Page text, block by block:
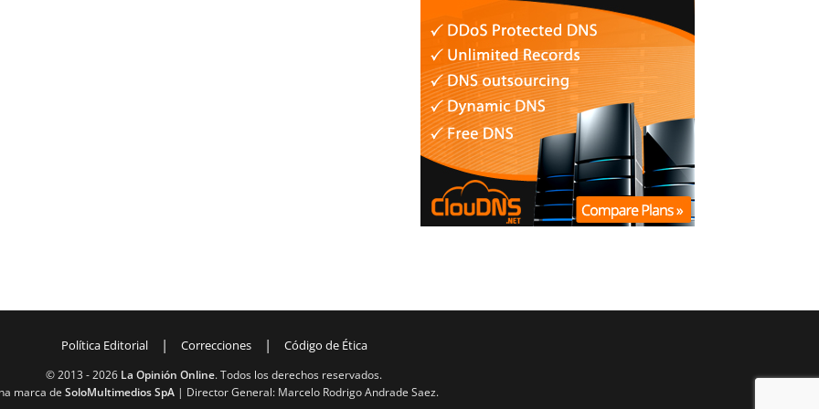
Política Editorial | Correcciones | Código de Ética
© 2013 -2026 La Opinión Online. Todos los derechos reservados.
marca de SoloMultimedios SpA| Director General: Marcelo Rodrigo Andrade Saez.